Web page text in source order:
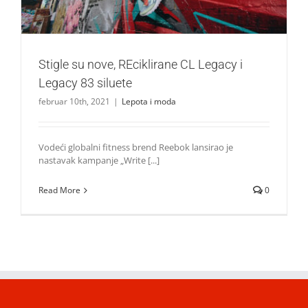
Stigle su nove, REciklirane CL Legacy i
Legacy 83 siluete
februar 10th, 2021 | Lepota i moda
Vodeći globalni fitness brend Reebok lansirao je
nastavak kampanje „Write [...]
Read More 0